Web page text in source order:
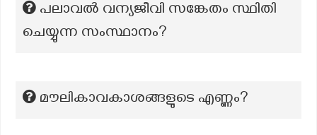
പലാവല്‍ വന്യജീവി സങ്കേതം സ്ഥിതി
ചെയ്യുന്ന സംസ്ഥാനം?
മൗലികാവകാശങ്ങളുടെ എണ്ണം?